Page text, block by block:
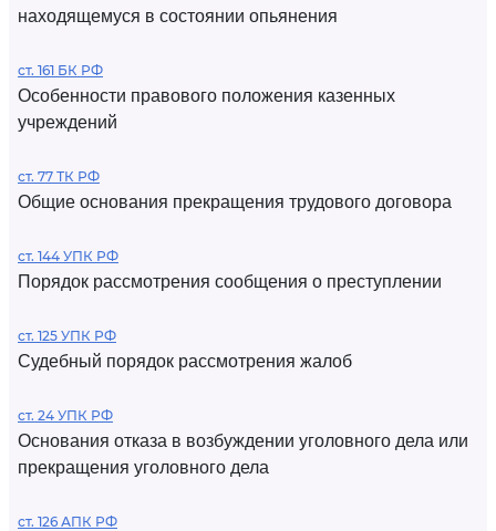
находящемуся в состоянии опьянения
ст. 161 БК РФ
Особенности правового положения казенных
учреждений
ст. 77 ТК РФ
Общие основания прекращения трудового договора
ст. 144 УПК РФ
Порядок рассмотрения сообщения о преступлении
ст. 125 УПК РФ
Судебный порядок рассмотрения жалоб
ст. 24 УПК РФ
Основания отказа в возбуждении уголовного дела или
прекращения уголовного дела
ст. 126 АПК РФ